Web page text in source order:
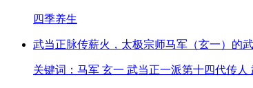
四季养生
武当正脉传薪火，太极宗师马军（玄一）的
关键词：马军 玄一 武当正一派第十四代传